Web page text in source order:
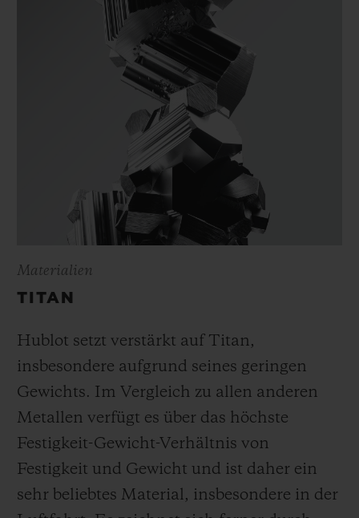
Materialien
TITAN
Hublot setzt verstärkt auf Titan,
insbesondere aufgrund seines geringen
Gewichts. Im Vergleich zu allen anderen
Metallen verfügt es über das höchste
Festigkeit-Gewicht-Verhältnis von
Festigkeit und Gewicht und ist daher ein
sehr beliebtes Material, insbesondere in der